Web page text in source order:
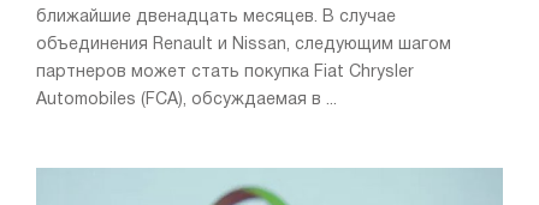
ближайшие двенадцать месяцев. В случае
объединения Renault и Nissan, следующим шагом
партнеров может стать покупка Fiat Chrysler
Automobiles (FCA), обсуждаемая в ...